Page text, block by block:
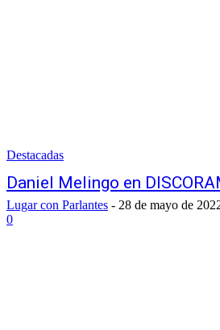
Destacadas
Daniel Melingo en
Lugar con Parlantes - 28 de mayo de
0